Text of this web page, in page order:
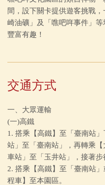
間，設下關卡提供遊客挑戰
崎油礦」及「噍吧哖事件」
豐富有趣！
交通方式
一、大眾運輸
(一)高鐵
1. 搭乘【高鐵】至「臺南站
站」至「臺南站」，再轉乘
車站」至「玉井站」，接著步
2. 搭乘【高鐵】至「臺南站
程車】至本園區。